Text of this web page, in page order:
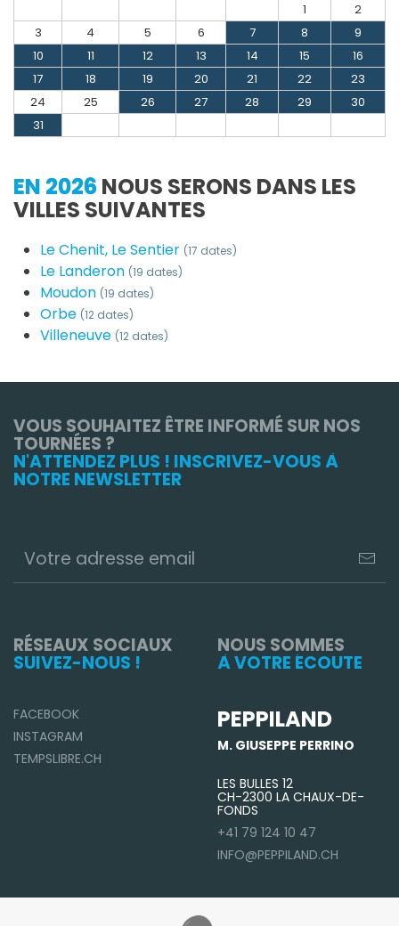
1
2
3
4 5 6 7 8
9
10
11 12 13 14 15
16
17
18 19 20 21 22
23
24
25 26 27 28 29
30
31
EN 2026 NOUS SERONS DANS LES
VILLES SUIVANTES
Le Chenit, Le Sentier (17 dates)
Le Landeron (19 dates)
Moudon (19 dates)
Orbe (12 dates)
Villeneuve (12 dates)
VOUS SOUHAITEZ ÊTRE INFORMÉ SUR NOS
TOURNÉES ?
N'ATTENDEZ PLUS ! INSCRIVEZ-VOUS À
NOTRE NEWSLETTER
RÉSEAUX SOCIAUX
SUIVEZ-NOUS !
FACEBOOK
INSTAGRAM
TEMPSLIBRE.CH
NOUS SOMMES
À VOTRE ÉCOUTE
PEPPILAND
M. GIUSEPPE PERRINO
LES BULLES 12
CH-2300 LA CHAUX-DE-
FONDS
+41 79 124 10 47
INFO@PEPPILAND.CH